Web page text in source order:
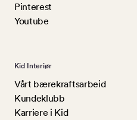
Pinterest
Youtube
Kid Interiør
Vårt bærekraftsarbeid
Kundeklubb
Karriere i Kid